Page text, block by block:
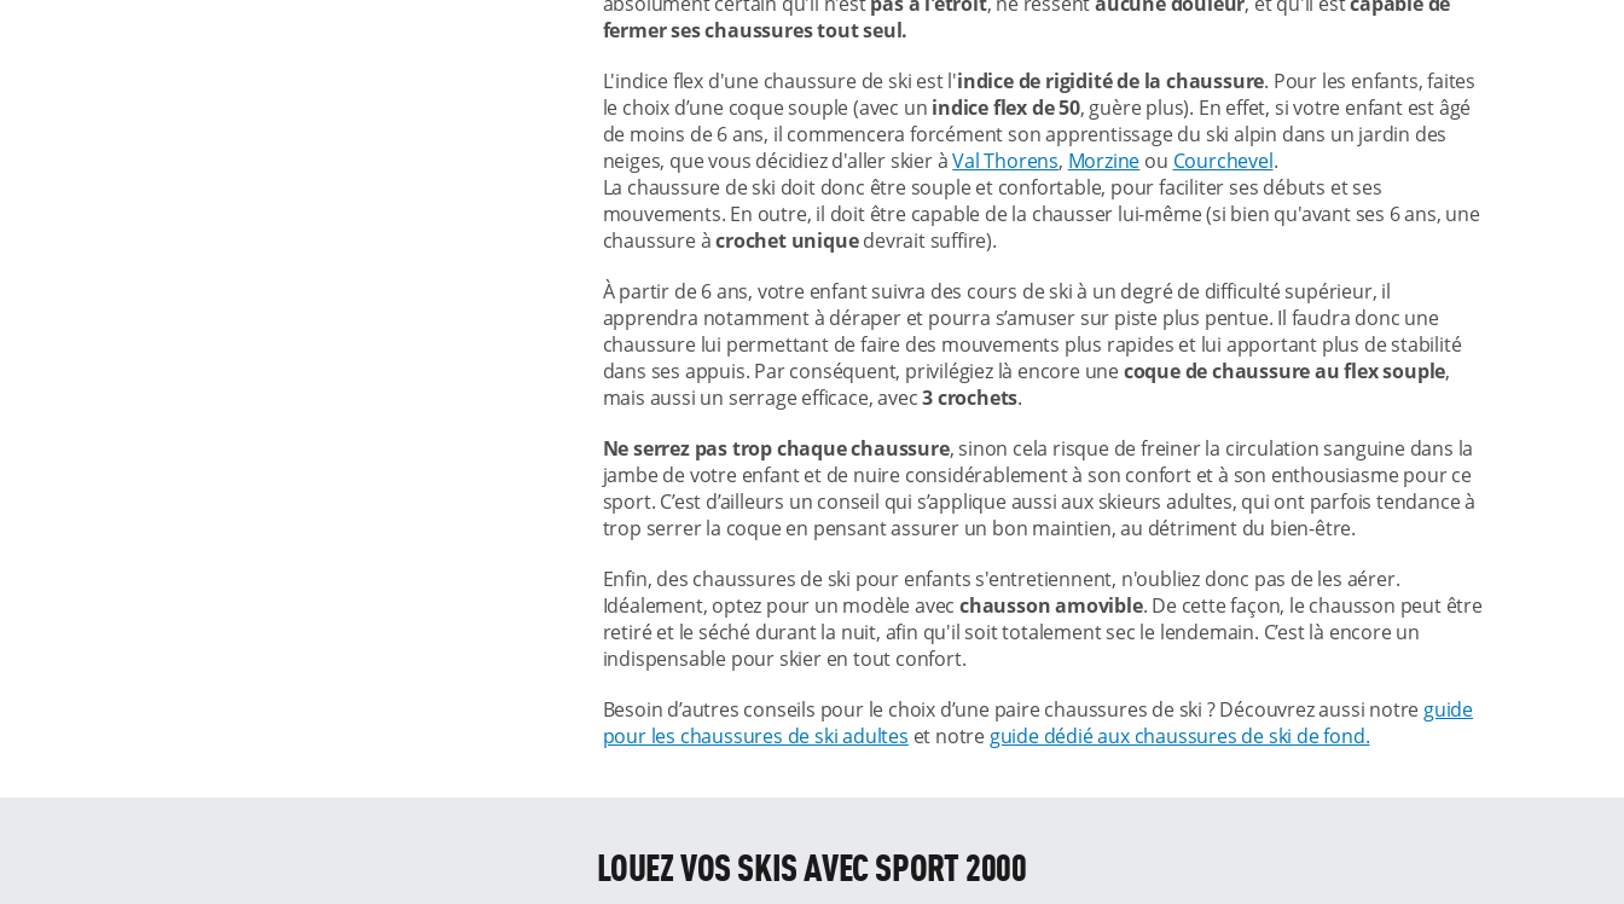
fermer ses chaussures tout seul.
L'indice flex d'une chaussure de ski est l'indice de rigidité de la chaussure. Pour les enfants, faites
le choix d’une coque souple (avec un indice flex de 50, guère plus). En effet, si votre enfant est âgé
de moins de 6 ans, il commencera forcément son apprentissage du ski alpin dans un jardin des
neiges, que vous décidiez d'aller skier àVal Thorens, Morzine ou Courchevel.
La chaussure de ski doit donc être souple et confortable, pour faciliter ses débuts et ses
mouvements. En outre, il doit être capable de la chausser lui-même (si bien qu'avant ses 6 ans, une
chaussure àcrochet uniquedevrait suffire).
À partir de 6 ans, votre enfant suivra des cours de ski à un degré de difficulté supérieur, il
apprendra notamment à déraper et pourra s’amuser sur piste plus pentue. Il faudra donc une
chaussure lui permettant de faire des mouvements plus rapides et lui apportant plus de stabilité
dans ses appuis. Par conséquent, privilégiez là encore unecoque de chaussure au flex souple,
mais aussi un serrage efficace, avec3 crochets.
Ne serrez pas trop chaque chaussure, sinon cela risque de freiner la circulation sanguine dans la
jambe de votre enfant et de nuire considérablement à son confort et à son enthousiasme pour ce
sport. C’est d’ailleurs un conseil qui s’applique aussi aux skieurs adultes, qui ont parfois tendance à
trop serrer la coque en pensant assurer un bon maintien, au détriment du bien-être.
Enfin, des chaussures de ski pour enfants s'entretiennent, n'oubliez donc pas de les aérer.
Idéalement, optez pour un modèle avecchausson amovible. De cette façon, le chausson peut être
retiré et le séché durant la nuit, afin qu'il soit totalement sec le lendemain. C’est là encore un
indispensable pour skier en tout confort.
Besoin d’autres conseils pour le choix d’une paire chaussures de ski ? Découvrez aussi notre guide
pour les chaussures de ski adultes et notre guide dédié aux chaussures de ski de fond.
LOUEZ VOS SKIS AVEC SPORT 2000